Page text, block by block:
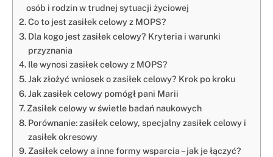
osób i rodzin w trudnej sytuacji życiowej
Co to jest zasiłek celowy z MOPS?
Dla kogo jest zasiłek celowy? Kryteria i warunki
przyznania
Ile wynosi zasiłek celowy z MOPS?
Jak złożyć wniosek o zasiłek celowy? Krok po kroku
Jak zasiłek celowy pomógł pani Marii
Zasiłek celowy w świetle badań naukowych
Porównanie: zasiłek celowy, specjalny zasiłek celowy i
zasiłek okresowy
Zasiłek celowy a inne formy wsparcia – jak je łączyć?